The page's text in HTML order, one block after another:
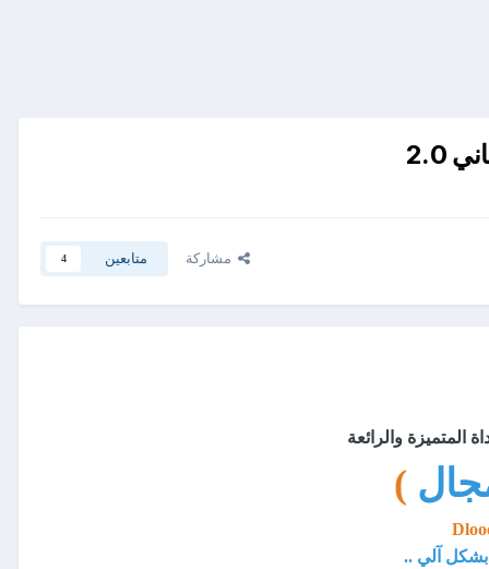
2.0
مشاركة متابعين 4
المتميزة والرائعة
)
بشكل آلي ..